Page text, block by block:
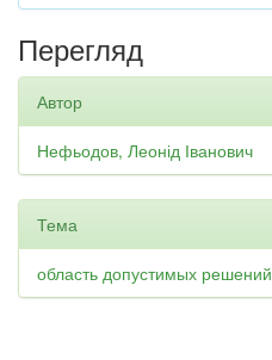
Перегляд
Автор
Нефьодов, Леонід Іванович
Тема
область допустимых решений